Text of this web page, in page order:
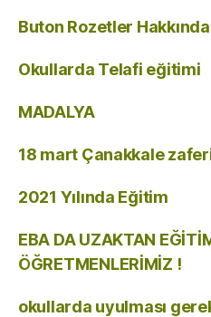
Buton Rozetler
Okullarda Telafi eğitimi
MADALYA
18 mart Çanakkale
2021 Yılında Eğitim
EBA DA UZAKTAN
ÖĞRETMENLERİMİZ !
okullarda uyulması